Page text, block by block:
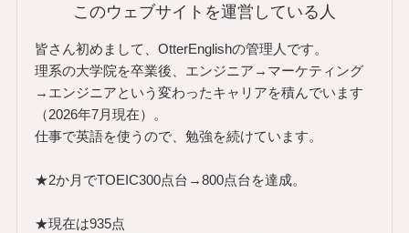
このウェブサイトを運営している人
皆さん初めまして、OtterEnglishの管理人です。
理系の大学院を卒業後、エンジニア→マーケティング
→エンジニアという変わったキャリアを積んでいます
（2026年7月現在）。
仕事で英語を使うので、勉強を続けています。
★2か月でTOEIC300点台→800点台を達成。
★現在は935点